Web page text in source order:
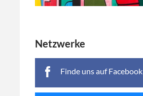
Netzwerke
Finde uns auf Facebook